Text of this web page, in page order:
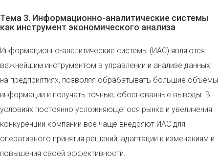
Тема 3. Информационно-аналитические системы
как инструмент экономического анализа
Информационно-аналитические системы (ИАС) являются
важнейшим инструментом в управлении и анализе данных
на предприятиях, позволяя обрабатывать большие объемы
информации и получать точные, обоснованные выводы. В
условиях постоянно усложняющегося рынка и увеличения
конкуренции компании всё чаще внедряют ИАС для
оперативного принятия решений, адаптации к изменениям и
повышения своей эффективности.